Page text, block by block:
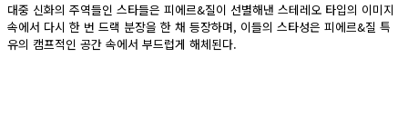
대중 신화의 주역들인 스타들은 피에르&질이 선별해낸 스테레오 타입의 이미지
속에서 다시 한 번 드랙 분장을 한 채 등장하며, 이들의 스타성은 피에르&질 특
유의 캠프적인 공간 속에서 부드럽게 해체된다.